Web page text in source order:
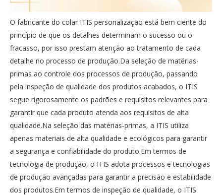
O fabricante do colar ITIS personalização está bem ciente do
princípio de que os detalhes determinam o sucesso ou o
fracasso, por isso prestam atenção ao tratamento de cada
detalhe no processo de produção.Da seleção de matérias-
primas ao controle dos processos de produção, passando
pela inspeção de qualidade dos produtos acabados, o ITIS
segue rigorosamente os padrões e requisitos relevantes para
garantir que cada produto atenda aos requisitos de alta
qualidade.Na seleção das matérias-primas, a ITIS utiliza
apenas materiais de alta qualidade e ecológicos para garantir
a segurança e confiabilidade do produto.Em termos de
tecnologia de produção, o ITIS adota processos e tecnologias
de produção avançadas para garantir a precisão e estabilidade
dos produtos.Em termos de inspeção de qualidade, o ITIS